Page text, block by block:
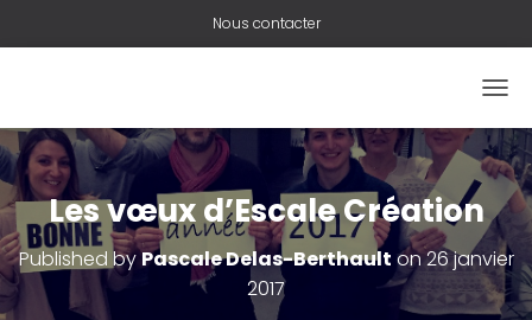
Nous contacter
U
V
R
R
/
F
E
R
Les vœux d’Escale Création
Published byPascale Delas-Berthault on26 janvier
2017